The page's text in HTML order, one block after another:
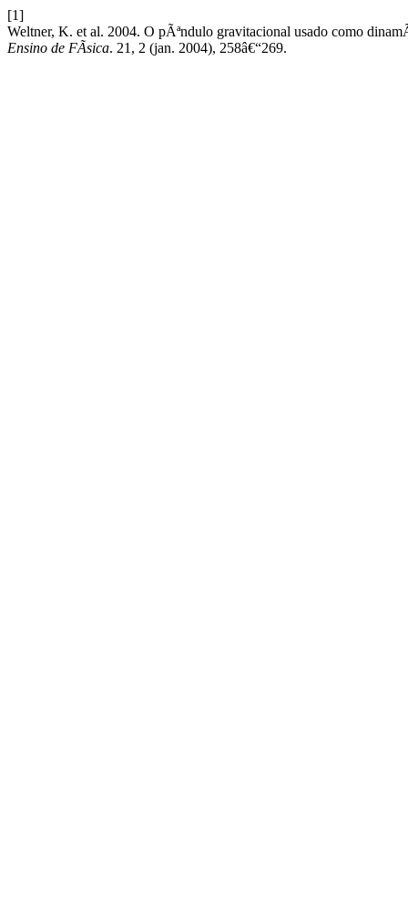
[1]
Weltner, K. et al. 2004. O pÃªndulo gravitacional usado como
Ensino de FÃ­sica. 21, 2 (jan. 2004), 258â€“269.